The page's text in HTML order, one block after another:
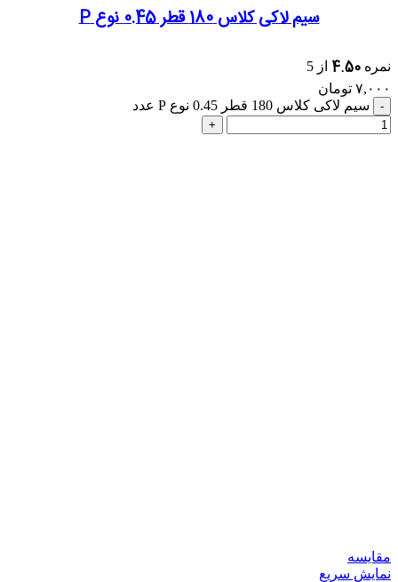
سیم لاکی کلاس 180 قطر 0.45 نوع P
نمره 4.50 از 5
۷,۰۰۰ تومان
سیم لاکی کلاس 180 قطر 0.45 نوع P عدد
مقایسه
نمایش سریع